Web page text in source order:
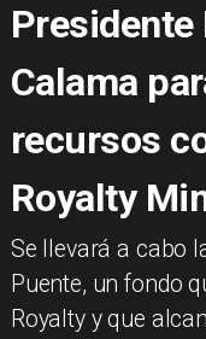
Presidente
Calama
recursos
Royalty
​Se llevará a cabo
Puente, un fondo
Royalty y que